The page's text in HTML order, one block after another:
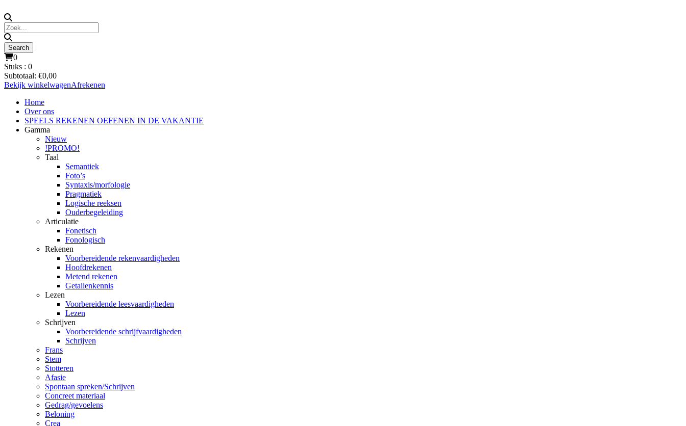
0
Stuks : 0
Subtotaal: €0,00
Bekijk winkelwagenAfrekenen
Home
Over ons
SPEELS REKENEN OEFENEN IN DE VAKANTIE
Gamma
Nieuw
!PROMO!
Taal
Semantiek
Foto’s
Syntaxis/morfologie
Pragmatiek
Logische reeksen
Ouderbegeleiding
Articulatie
Fonetisch
Fonologisch
Rekenen
Voorbereidende rekenvaardigheden
Hoofdrekenen
Metend rekenen
Getallenkennis
Lezen
Voorbereidende leesvaardigheden
Lezen
Schrijven
Voorbereidende schrijfvaardigheden
Schrijven
Frans
Stem
Stotteren
Afasie
Spontaan spreken/Schrijven
Concreet materiaal
Gedrag/gevoelens
Beloning
Crea